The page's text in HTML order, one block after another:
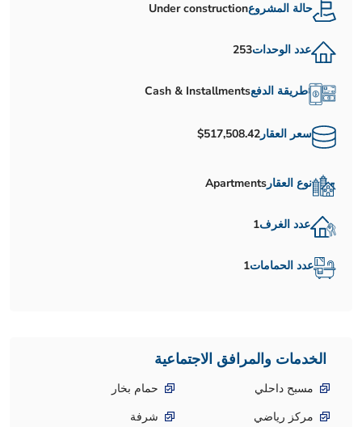
حالة المشروعUnder construction
عدد الوحدات253
طريقة الدفعCash & Installments
سعر العقار$517,508.42
نوع العقارApartments
عدد الغرف1
عدد الحمامات1
الخدمات والمرافق الاجتماعية
مسبح داحلي
حمام بخار
مركز رياضي
شرفة